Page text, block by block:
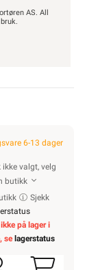
AS. All
6-13 dager
valgt, velg
butikk
Sjekk
på lager i
se lagerstatus